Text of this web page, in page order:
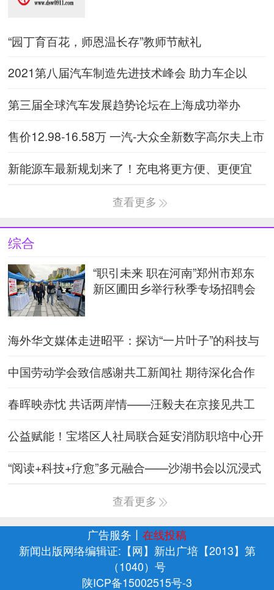
“园丁育百花，师恩温长存”教师节献礼
2021第八届汽车制造先进技术峰会 助力车企以
第三届全球汽车发展趋势论坛在上海成功举办
售价12.98-16.58万 一汽-大众全新数字高尔夫上市
新能源车最新规划来了！充电将更方便、更便宜
查看更多
综合
“职引未来 职在河南”郑州市郑东
新区圃田乡举行秋季专场招聘会
海外华文媒体走进昭平：探访“一片叶子”的科技与
中国劳动学会致信感谢共工新闻社 期待深化合作
春晖映赤忱 共话两岸情——汪毅夫在京接见共工
公益赋能！宝塔区人社局联合延安消防职培中心开
“阅读+科技+疗愈”多元融合——沙湖书会以沉浸式
查看更多
广告服务 丨 在线投稿
新闻出版网络编辑证:【网】新出广培【2013】第
（1040）号
陕ICP备15002515号-3